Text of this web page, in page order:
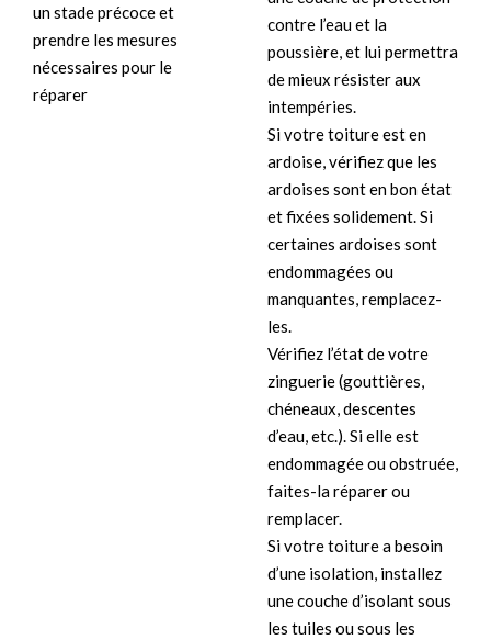
un stade précoce et
prendre les mesures
nécessaires pour le
réparer
contre l’eau et la
poussière, et lui permettra
de mieux résister aux
intempéries.
Si votre toiture est en
ardoise, vérifiez que les
ardoises sont en bon état
et fixées solidement. Si
certaines ardoises sont
endommagées ou
manquantes, remplacez-
les.
Vérifiez l’état de votre
zinguerie (gouttières,
chéneaux, descentes
d’eau, etc.). Si elle est
endommagée ou obstruée,
faites-la réparer ou
remplacer.
Si votre toiture a besoin
d’une isolation, installez
une couche d’isolant sous
les tuiles ou sous les